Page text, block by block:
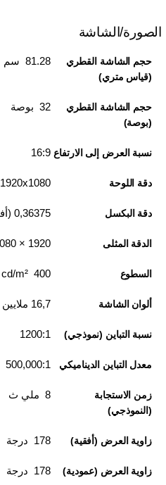
الصورة/الشاشة
حجم الشاشة القطري
(قياس متري)
81.28 سم
حجم الشاشة القطري
(بوصة)
32 بوصة
نسبة العرض إلى الارتفاع 16:9
دقة اللوحة 1920x1080 بكسل
دقة البكسل 0,36375 (أفقي) x‏ 0,36375 (عمودي) مم
الدقة المثلى 1920‏ × 1080 @ 60 هرتز
السطوع 400 cd/m²
ألوان الشاشة 16,7 ملايين
نسبة التباين (نموذجي) 1200:1
معدل التباين الديناميكي 500,000:1
زمن الاستجابة
(النموذجي)
8 ملي ث
زاوية العرض (أفقية) 178 درجة
زاوية العرض (عمودية) 178 درجة